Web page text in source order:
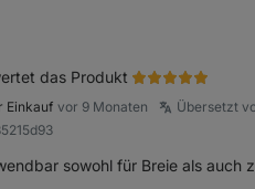
das Produkt
Einkauf vor 9 Monaten Übersetzt
sowohl für Breie als auch